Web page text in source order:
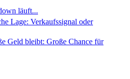
läuft...
Lage: Verkaufssignal oder
Geld bleibt: Große Chance für